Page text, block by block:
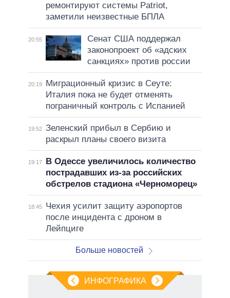
ремонтируют системы Patriot,
заметили неизвестные БПЛА
20:55
Сенат США поддержал
законопроект об «адских
санкциях» против россии
20:19
Миграционный кризис в Сеуте:
Италия пока не будет отменять
пограничный контроль с Испанией
19:52 Зеленский прибыл в Сербию и
раскрыл планы своего визита
19:17
В Одессе увеличилось количество
пострадавших из-за российских
обстрелов стадиона «Черноморец»
18:45
Чехия усилит защиту аэропортов
после инцидента с дроном в
Лейпциге
Больше новостей
ИНФОГРАФИКА